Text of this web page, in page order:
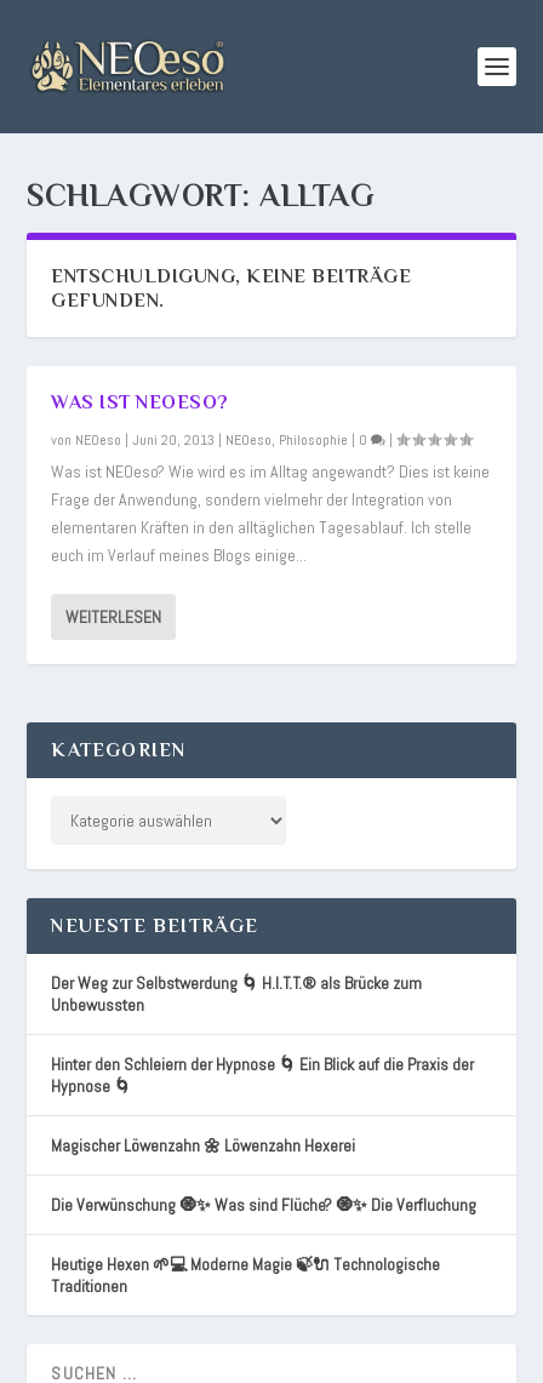
SCHLAGWORT:ALLTAG
ENTSCHULDIGUNG, KEINE BEITRÄGE
GEFUNDEN.
WAS IST NEOESO?
von NEOeso |Juni 20, 2013 | NEOeso, Philosophie | 0 |
Was ist NEOeso? Wie wird es im Alltag angewandt? Dies ist keine
Frage der Anwendung, sondern vielmehr der Integration von
elementaren Kräften in den alltäglichen Tagesablauf. Ich stelle
euch im Verlauf meines Blogs einige...
WEITERLESEN
KATEGORIEN
NEUESTE BEITRÄGE
Der Weg zur Selbstwerdung 🌀 H.I.T.T.® als Brücke zum
Unbewussten
Hinter den Schleiern der Hypnose 🌀 Ein Blick auf die Praxis der
Hypnose 🌀
Magischer Löwenzahn 🌼 Löwenzahn Hexerei
Die Verwünschung 🧿✨ Was sind Flüche? 🧿✨ Die Verfluchung
Heutige Hexen 🌱💻 Moderne Magie 🍃🔌 Technologische
Traditionen